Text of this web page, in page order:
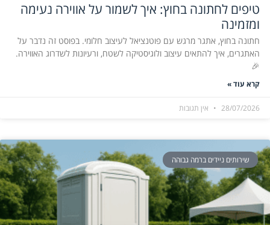
טיפים לחתונה בחוץ: איך לשמור על אווירה נעימה
ומזמינה
חתונה בחוץ, אתגר מרגש עם פוטנציאל לעיצוב חלומי. בפוסט זה נדבר על
האתגרים, איך להתאים עיצוב ולוגיסטיקה לשטח, ורעיונות לשדרוג האווירה.
🎉
קרא עוד »
28/07/2026 אין תגובות
שירותים ניידים ברמה גבוהה